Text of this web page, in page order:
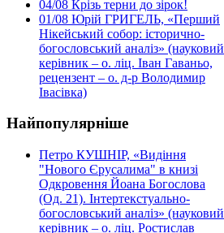
04/08 Крізь терни до зірок!
01/08 Юрій ГРИГЕЛЬ, «Перший
Нікейський собор: історично-
богословський аналіз» (науковий
керівник – о. ліц. Іван Гаваньо,
рецензент – о. д-р Володимир
Івасівка)
Найпопулярніше
Петро КУШНІР, «Видіння
"Нового Єрусалима" в книзі
Одкровення Йоана Богослова
(Од. 21). Інтертекстуально-
богословський аналіз» (науковий
керівник – о. ліц. Ростислав